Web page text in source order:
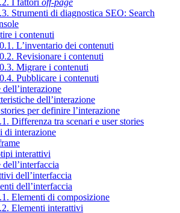
I fattori off-page
Strumenti di diagnostica SEO: Search
i contenuti
L’inventario dei contenuti
Revisionare i contenuti
Migrare i contenuti
Pubblicare i contenuti
dell’interazione
dell’interazione
per definire l’interazione
Differenza tra scenari e user stories
di interazione
interattivi
dell’interfaccia
dell’interfaccia
Elementi di composizione
Elementi interattivi